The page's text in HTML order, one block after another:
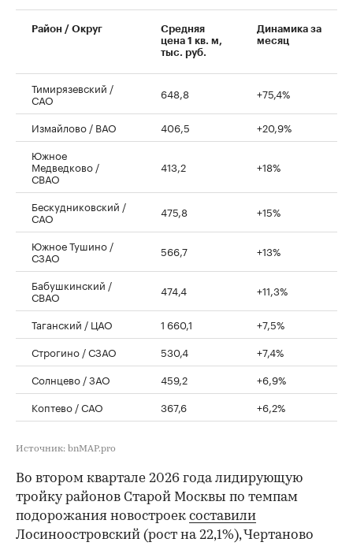
00:00 / 00:00
Район / Округ
Средняя
цена 1 кв. м,
тыс. руб.
Динамика за
месяц
Тимирязевский /
САО 648,8 +75,4%
Измайлово / ВАО 406,5
+20,9%
Южное
Медведково /
СВАО
413,2 +18%
Бескудниковский /
САО 475,8 +15%
Южное Тушино /
СЗАО 566,7 +13%
Бабушкинский /
СВАО 474,4 +11,3%
Таганский / ЦАО 1 660,1
+7,5%
Строгино / СЗАО
530,4
+7,4%
Солнцево / ЗАО
459,2
+6,9%
Коптево / САО
367,6 +6,2%
Источник: bnMAP.pro
Во втором квартале 2026 года лидирующую
тройку районов Старой Москвы по темпам
подорожания новостроек составили
Лосиноостровский (рост на 22,1%), Чертаново